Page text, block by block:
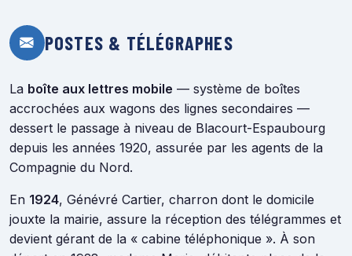
POSTES & TÉLÉGRAPHES
La boîte aux lettres mobile — système de boîtes
accrochées aux wagons des lignes secondaires —
dessert le passage à niveau de Blacourt-Espaubourg
depuis les années 1920, assurée par les agents de la
Compagnie du Nord.
En 1924, Génévré Cartier, charron dont le domicile
jouxte la mairie, assure la réception des télégrammes et
devient gérant de la « cabine téléphonique ». À son